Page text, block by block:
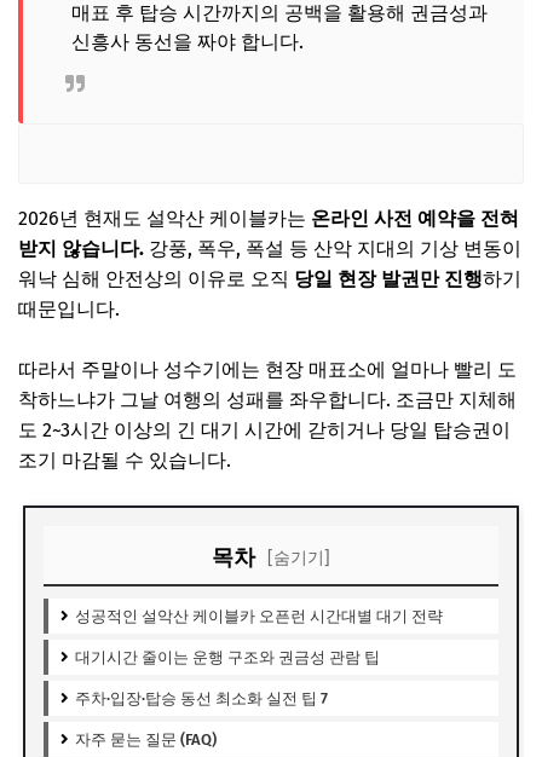
매표 후 탑승 시간까지의 공백을 활용해 권금성과
신흥사 동선을 짜야 합니다.
2026년 현재도 설악산 케이블카는 온라인 사전 예약을 전혀
받지 않습니다. 강풍, 폭우, 폭설 등 산악 지대의 기상 변동이
워낙 심해 안전상의 이유로 오직 당일 현장 발권만 진행하기
때문입니다.
따라서 주말이나 성수기에는 현장 매표소에 얼마나 빨리 도
착하느냐가 그날 여행의 성패를 좌우합니다. 조금만 지체해
도 2~3시간 이상의 긴 대기 시간에 갇히거나 당일 탑승권이
조기 마감될 수 있습니다.
목차 [숨기기]
성공적인 설악산 케이블카 오픈런 시간대별 대기 전략
대기시간 줄이는 운행 구조와 권금성 관람 팁
주차·입장·탑승 동선 최소화 실전 팁 7
자주 묻는 질문 (FAQ)